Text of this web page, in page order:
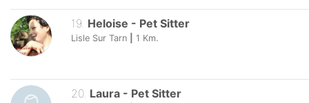
19. Heloise - Pet Sitter
Lisle Sur Tarn 1 Km.
20. Laura - Pet Sitter